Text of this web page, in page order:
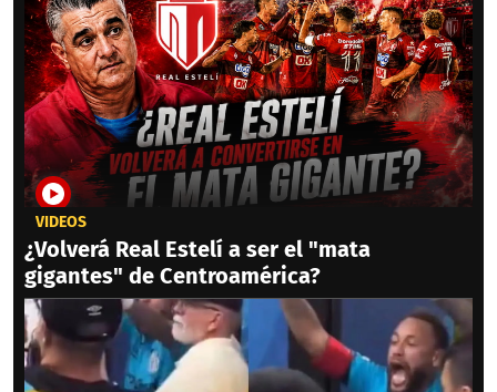
VIDEOS
¿Volverá Real Estelí a ser el "mata
gigantes" de Centroamérica?